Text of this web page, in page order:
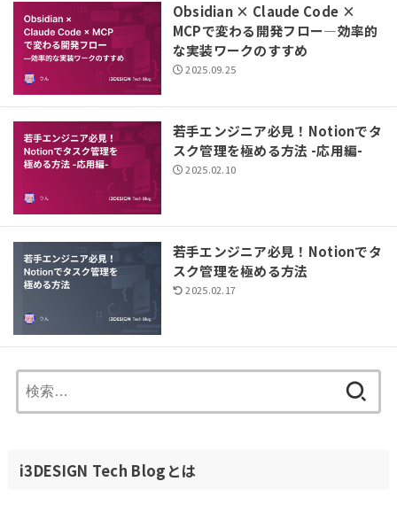
Obsidian × Claude Code ×
MCPで変わる開発フロー―効率的
な実装ワークのすすめ
2025.09.25
若手エンジニア必見！Notionでタ
スク管理を極める方法 -応用編-
2025.02.10
若手エンジニア必見！Notionでタ
スク管理を極める方法
2025.02.17
索:
i3DESIGN Tech Blogとは